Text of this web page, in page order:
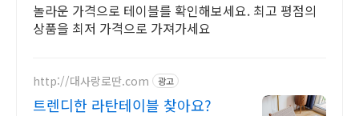
놀라운 가격으로 테이블를 확인해보세요. 최고 평점의
상품을 최저 가격으로 가져가세요
http://대사랑로딴.com 광고
트렌디한 라탄테이블 찾아요?